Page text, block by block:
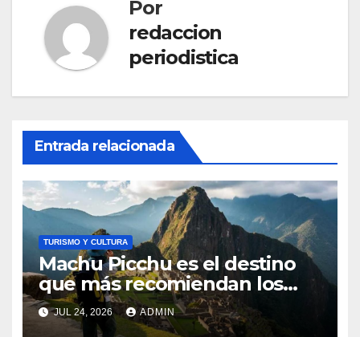
Por
redaccion
periodistica
Entrada relacionada
TURISMO Y CULTURA
Machu Picchu es el destino
que más recomiendan los
peruanos a los turistas
extranjeros
JUL 24, 2026 ADMIN